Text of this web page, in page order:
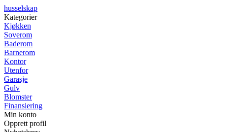
husselskap
Kategorier
Kjøkken
Soverom
Baderom
Barnerom
Kontor
Utenfor
Garasje
Gulv
Blomster
Finansiering
Min konto
Opprett profil